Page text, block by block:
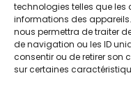
technologies telles que
informations des
nous permettra de traiter
de navigation ou les ID
consentir ou de retirer son
sur certaines
Panier
Conditions générales